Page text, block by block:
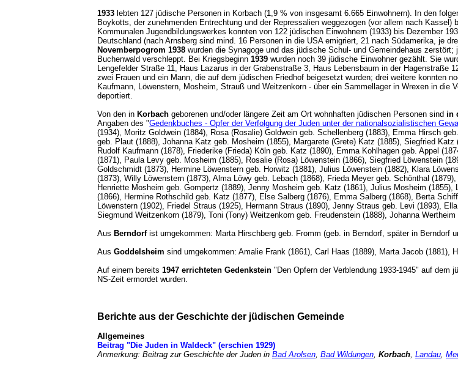
1933 lebten 127 jüdische Personen in Korbach (1,9 % von insgesamt 6.665 Einwohnern). In den
Boykotts, der zunehmenden Entrechtung und der Repressalien weggezogen (vor allem nach
Kommunalen Jugendbildungswerkes konnten von 122 jüdischen Einwohnern (1933) bis Dezember
Deutschland (nach Arnsberg sind mind. 16 Personen in die USA emigriert, 21 nach Südamerika, je
Novemberpogrom 1938 wurden die Synagoge und das jüdische Schul- und Gemeindehaus
Buchenwald verschleppt. Bei Kriegsbeginn 1939 wurden noch 39 jüdische Einwohner gezählt. Sie
Lengefelder Straße 11, Haus Lazarus in der Grabenstraße 3, Haus Lebensbaum in der
zwei Frauen und ein Mann, die auf dem jüdischen Friedhof beigesetzt wurden; drei weitere konnten
Kaufmann, Löwenstern, Mosheim, Strauß und Weitzenkorn - über ein Sammellager in Wrexen in die
deportiert.
Von den in Korbach geborenen und/oder längere Zeit am Ort wohnhaften jüdischen Personen sind in
Angaben des "Gedenkbuches - Opfer der Verfolgung der Juden unter der nationalsozialistischen
(1934), Moritz Goldwein (1884), Rosa (Rosalie) Goldwein geb. Schellenberg (1883), Emma Hirsch
geb. Plaut (1888), Johanna Katz geb. Mosheim (1855), Margarete (Grete) Katz (1885), Siegfried
Rudolf Kaufmann (1878), Friederike (Frieda) Köln geb. Katz (1890), Emma Kohlhagen geb. Appel
(1871), Paula Levy geb. Mosheim (1885), Rosalie (Rosa) Löwenstein (1866), Siegfried Löwenstein
Goldschmidt (1873), Hermine Löwenstern geb. Horwitz (1881), Julius Löwenstein (1882), Klara
(1873), Willy Löwenstern (1873), Alma Löwy geb. Lebach (1868), Frieda Meyer geb. Schönthal
Henriette Mosheim geb. Gompertz (1889), Jenny Mosheim geb. Katz (1861), Julius Mosheim
(1866), Hermine Rothschild geb. Katz (1877), Else Salberg (1876), Emma Salberg (1868), Berta
Löwenstern (1902), Friedel Straus (1925), Hermann Straus (1890), Jenny Straus geb. Levi (1893),
Siegmund Weitzenkorn (1879), Toni (Tony) Weitzenkorn geb. Freudenstein (1888), Johanna
Aus Berndorfist umgekommen: Marta Hirschberg geb. Fromm (geb. in Berndorf, später in Berndorf
Aus Goddelsheim sind umgekommen: Amalie Frank (1861), Carl Haas (1889), Marta Jacob (1881),
Auf einem bereits 1947 errichteten Gedenkstein "Den Opfern der Verblendung 1933-1945" auf dem
NS-Zeit ermordet wurden.
Berichte aus der Geschichte der jüdischen Gemeinde
Allgemeines
Beitrag "Die Juden in Waldeck" (erschien 1929)
Anmerkung: Beitrag zur Geschichte der Juden in Bad Arolsen, Bad Wildungen, Korbach, Landau,